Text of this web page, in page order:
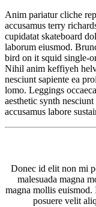
Anim pariatur cliche
accusamus terry
cupidatat skateboard
laborum eiusmod.
bird on it squid single-
Nihil anim keffiyeh
nesciunt sapiente ea
lomo. Leggings
aesthetic synth
accusamus labore
Donec id elit non mi
malesuada magna
magna mollis euismod.
posuere velit